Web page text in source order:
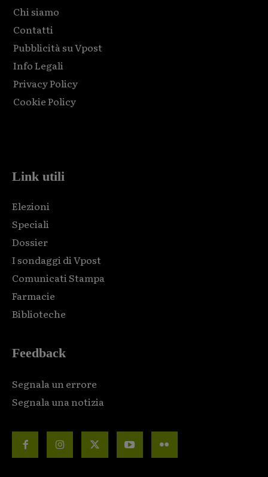
Chi siamo
Contatti
Pubblicità su Vpost
Info Legali
Privacy Policy
Cookie Policy
Link utili
Elezioni
Speciali
Dossier
I sondaggi di Vpost
Comunicati Stampa
Farmacie
Biblioteche
Feedback
Segnala un errore
Segnala una notizia